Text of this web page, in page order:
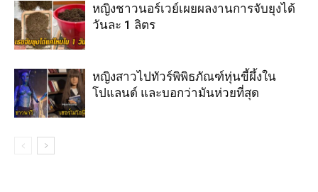
หญิงชาวนอร์เวย์เผยผลงานการจับยุงได้
วันละ 1 ลิตร
หญิงสาวไปทัวร์พิพิธภัณฑ์หุ่นขี้ผึ้งใน
โปแลนด์ และบอกว่ามันห่วยที่สุด